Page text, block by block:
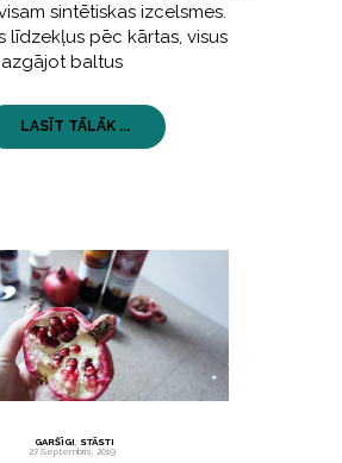
sintētiskas izcelsmes.
līdzekļus pēc kārtas, visus
baltus
LASĪT TĀLĀK ...
GARŠĪGI STĀSTI
27 Septembris, 2019